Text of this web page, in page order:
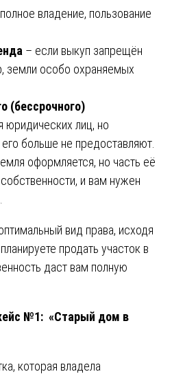
владение, пользование
– если выкуп запрещён
земли особо охраняемых
(бессрочного)
юридических лиц, но
больше не предоставляют.
оформляется, но часть её
и вам нужен
вид права, исходя
продать участок в
даст вам полную
№1: «Старый дом в
которая владела